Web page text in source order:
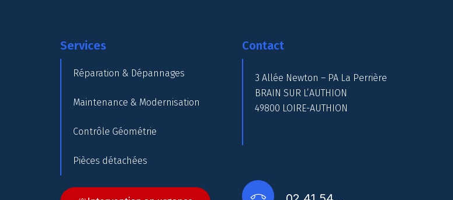
Services
Réparation & Dépannages
Maintenance & Modernisation
Contrôle Géométrie
Pièces détachées
Contact
3 Allée Newton – PA La Perrière
BRAIN SUR L’AUTHION
49800 LOIRE-AUTHION